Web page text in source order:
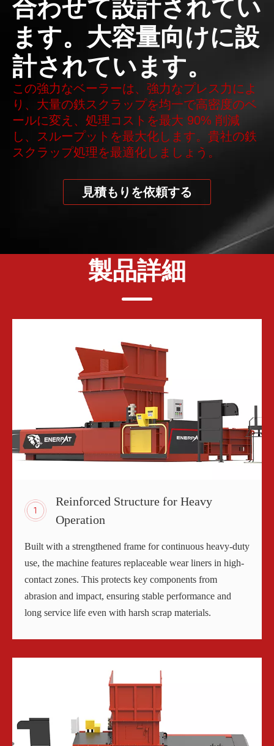
合わせて設計されてい
ます。大容量向けに設
計されています。
この強力なベーラーは、強力なプレス力によ
り、大量の鉄スクラップを均一で高密度のベ
ールに変え、処理コストを最大 90% 削減
し、スループットを最大化します。貴社の鉄
スクラップ処理を最適化しましょう。
見積もりを依頼する
製品詳細
Reinforced Structure for Heavy
Operation
Built with a strengthened frame for continuous heavy-duty
use, the machine features replaceable wear liners in high-
contact zones. This protects key components from
abrasion and impact, ensuring stable performance and
long service life even with harsh scrap materials.